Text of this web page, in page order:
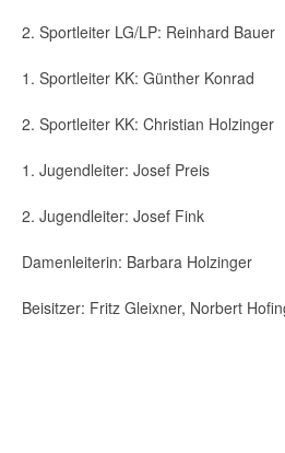
2. Sportleiter LG/LP: Reinhard Bauer
1. Sportleiter KK: Günther Konrad
2. Sportleiter KK: Christian Holzinger
1. Jugendleiter: Josef Preis
2. Jugendleiter: Josef Fink
Damenleiterin: Barbara Holzinger
Beisitzer: Fritz Gleixner, Norbert